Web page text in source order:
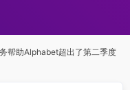
帮助Alphabet超出了第二季度